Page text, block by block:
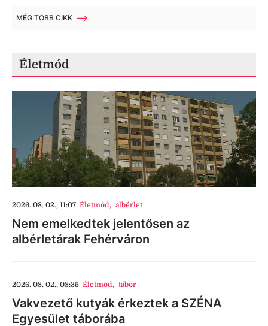
MÉG TÖBB CIKK
Életmód
2026. 08. 02., 11:07 Életmód, albérlet
Nem emelkedtek jelentősen az
albérletárak Fehérváron
2026. 08. 02., 08:35 Életmód, tábor
Vakvezető kutyák érkeztek a SZÉNA
Egyesület táborába